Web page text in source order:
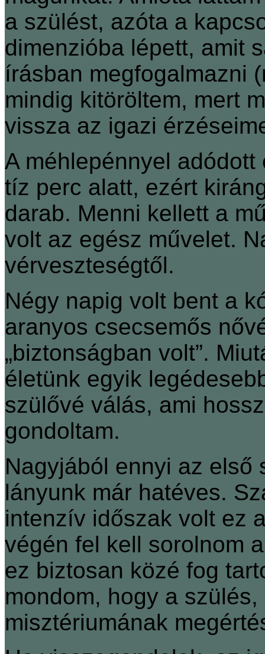
a szülést, azóta a
dimenzióba lépett, amit
írásban megfogalmazni
mindig kitöröltem, mert
vissza az igazi
A méhlepénnyel
tíz perc alatt, ezért
darab. Menni kellett a
volt az egész művelet.
vérveszteségtől.
Négy napig volt bent a
aranyos csecsemős
„biztonságban volt”.
életünk egyik
szülővé válás, ami
gondoltam.
Nagyjából ennyi az első
lányunk már hatéves.
intenzív időszak volt ez
végén fel kell sorolnom
ez biztosan közé fog
mondom, hogy a
misztériumának